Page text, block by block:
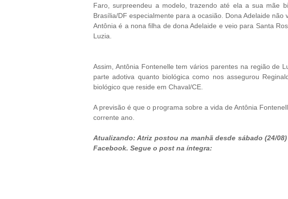
Faro, surpreendeu a modelo, trazendo até ela a sua mãe
Brasília/DF especialmente para a ocasião. Dona Adelaide não
Antônia é a nona filha de dona Adelaide e veio para Santa
Luzia.
Assim, Antônia Fontenelle tem vários parentes na região de
parte adotiva quanto biológica como nos assegurou
biológico que reside em Chaval/CE.
A previsão é que o programa sobre a vida de Antônia
corrente ano.
Atualizando: Atriz postou na manhã desde sábado (24/
Facebook. Segue o post na íntegra: